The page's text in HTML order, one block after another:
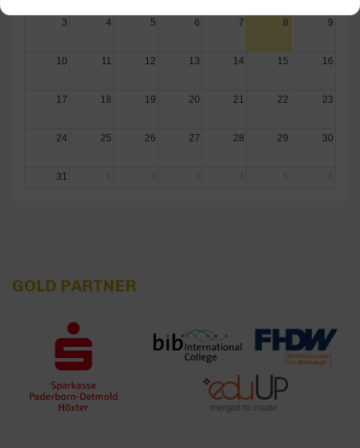
3 4 5 6 7 8 9
10 11 12 13 14 15 16
17 18 19 20 21 22 23
24 25 26 27 28 29 30
31
GOLD PARTNER